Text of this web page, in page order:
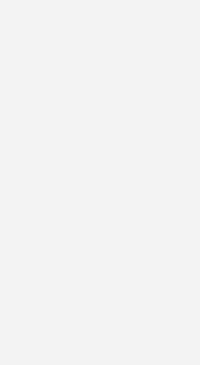
Unsummen
Rückbau eines
Euro frisst. Er dauert
ist die Endlagerung
strahlt
als Uranerz aus
oder
nicht einfach, wenn